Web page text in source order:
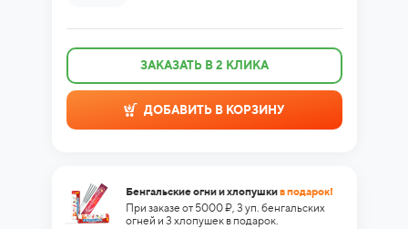
ЗАКАЗАТЬ В 2 КЛИКА
ДОБАВИТЬ В КОРЗИНУ
Бенгальские огни и хлопушкив подарок!
При заказе от 5000 ₽, 3 уп. бенгальских
огней и 3 хлопушек в подарок.